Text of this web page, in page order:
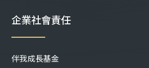
企業社會責任
伴我成長基金